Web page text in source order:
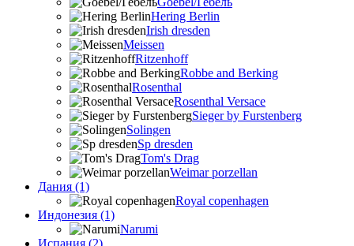
Hering Berlin
Irish dresden
Meissen
Ritzenhoff
Robbe and Berking
Rosenthal
Rosenthal Versace
Sieger by Furstenberg
Solingen
Sp dresden
Tom's Drag
Weimar porzellan
Дания (1)
Royal copenhagen
Индонезия (1)
Narumi
Испания (2)